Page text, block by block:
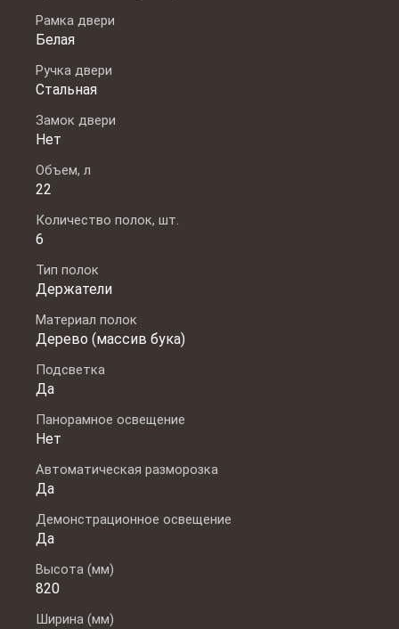
Рамка двери
Белая
Ручка двери
Стальная
Замок двери
Нет
Объем, л
22
Количество полок, шт.
6
Тип полок
Держатели
Материал полок
Дерево (массив бука)
Подсветка
Да
Панорамное освещение
Нет
Автоматическая разморозка
Да
Демонстрационное освещение
Да
Высота (мм)
820
Ширина (мм)